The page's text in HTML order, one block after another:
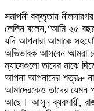
সমাপনী বক্তৃতায়
লেলিন বলেন,‘আমি ২৫
যদি আপনারা আমাকে
অভিভাবক আসবেন আমরা
ম্যাসেগুলো তাদের মাঝে
আপনা আপনাদের শত্রæ
আমাদেরকেও তাদের
আছে। আসুন ব্যবসায়ী,